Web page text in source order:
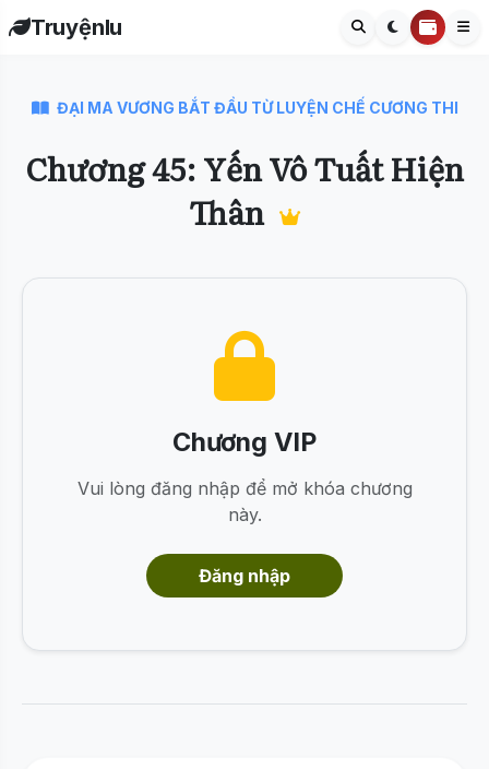
Truyệnlu
ĐẠI MA VƯƠNG BẮT ĐẦU TỪ LUYỆN CHẾ CƯƠNG THI
Chương 45: Yến Vô Tuất Hiện
Thân
Chương VIP
Vui lòng đăng nhập để mở khóa chương
này.
Đăng nhập